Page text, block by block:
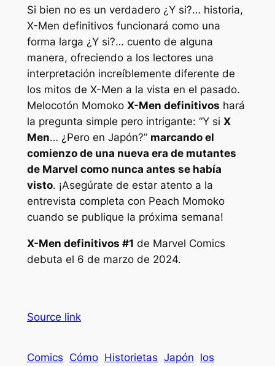
Si bien no es un verdadero ¿Y si?… historia,
X-Men definitivos funcionará como una
forma larga ¿Y si?… cuento de alguna
manera, ofreciendo a los lectores una
interpretación increíblemente diferente de
los mitos de X-Men a la vista en el pasado.
Melocotón Momoko X-Men definitivos hará
la pregunta simple pero intrigante: “Y si X
Men… ¿Pero en Japón?” marcando el
comienzo de una nueva era de mutantes
de Marvel como nunca antes se había
visto. ¡Asegúrate de estar atento a la
entrevista completa con Peach Momoko
cuando se publique la próxima semana!
X-Men definitivos #1 de Marvel Comics
debuta el 6 de marzo de 2024.
Source link
Comics Cómo Historietas Japón los